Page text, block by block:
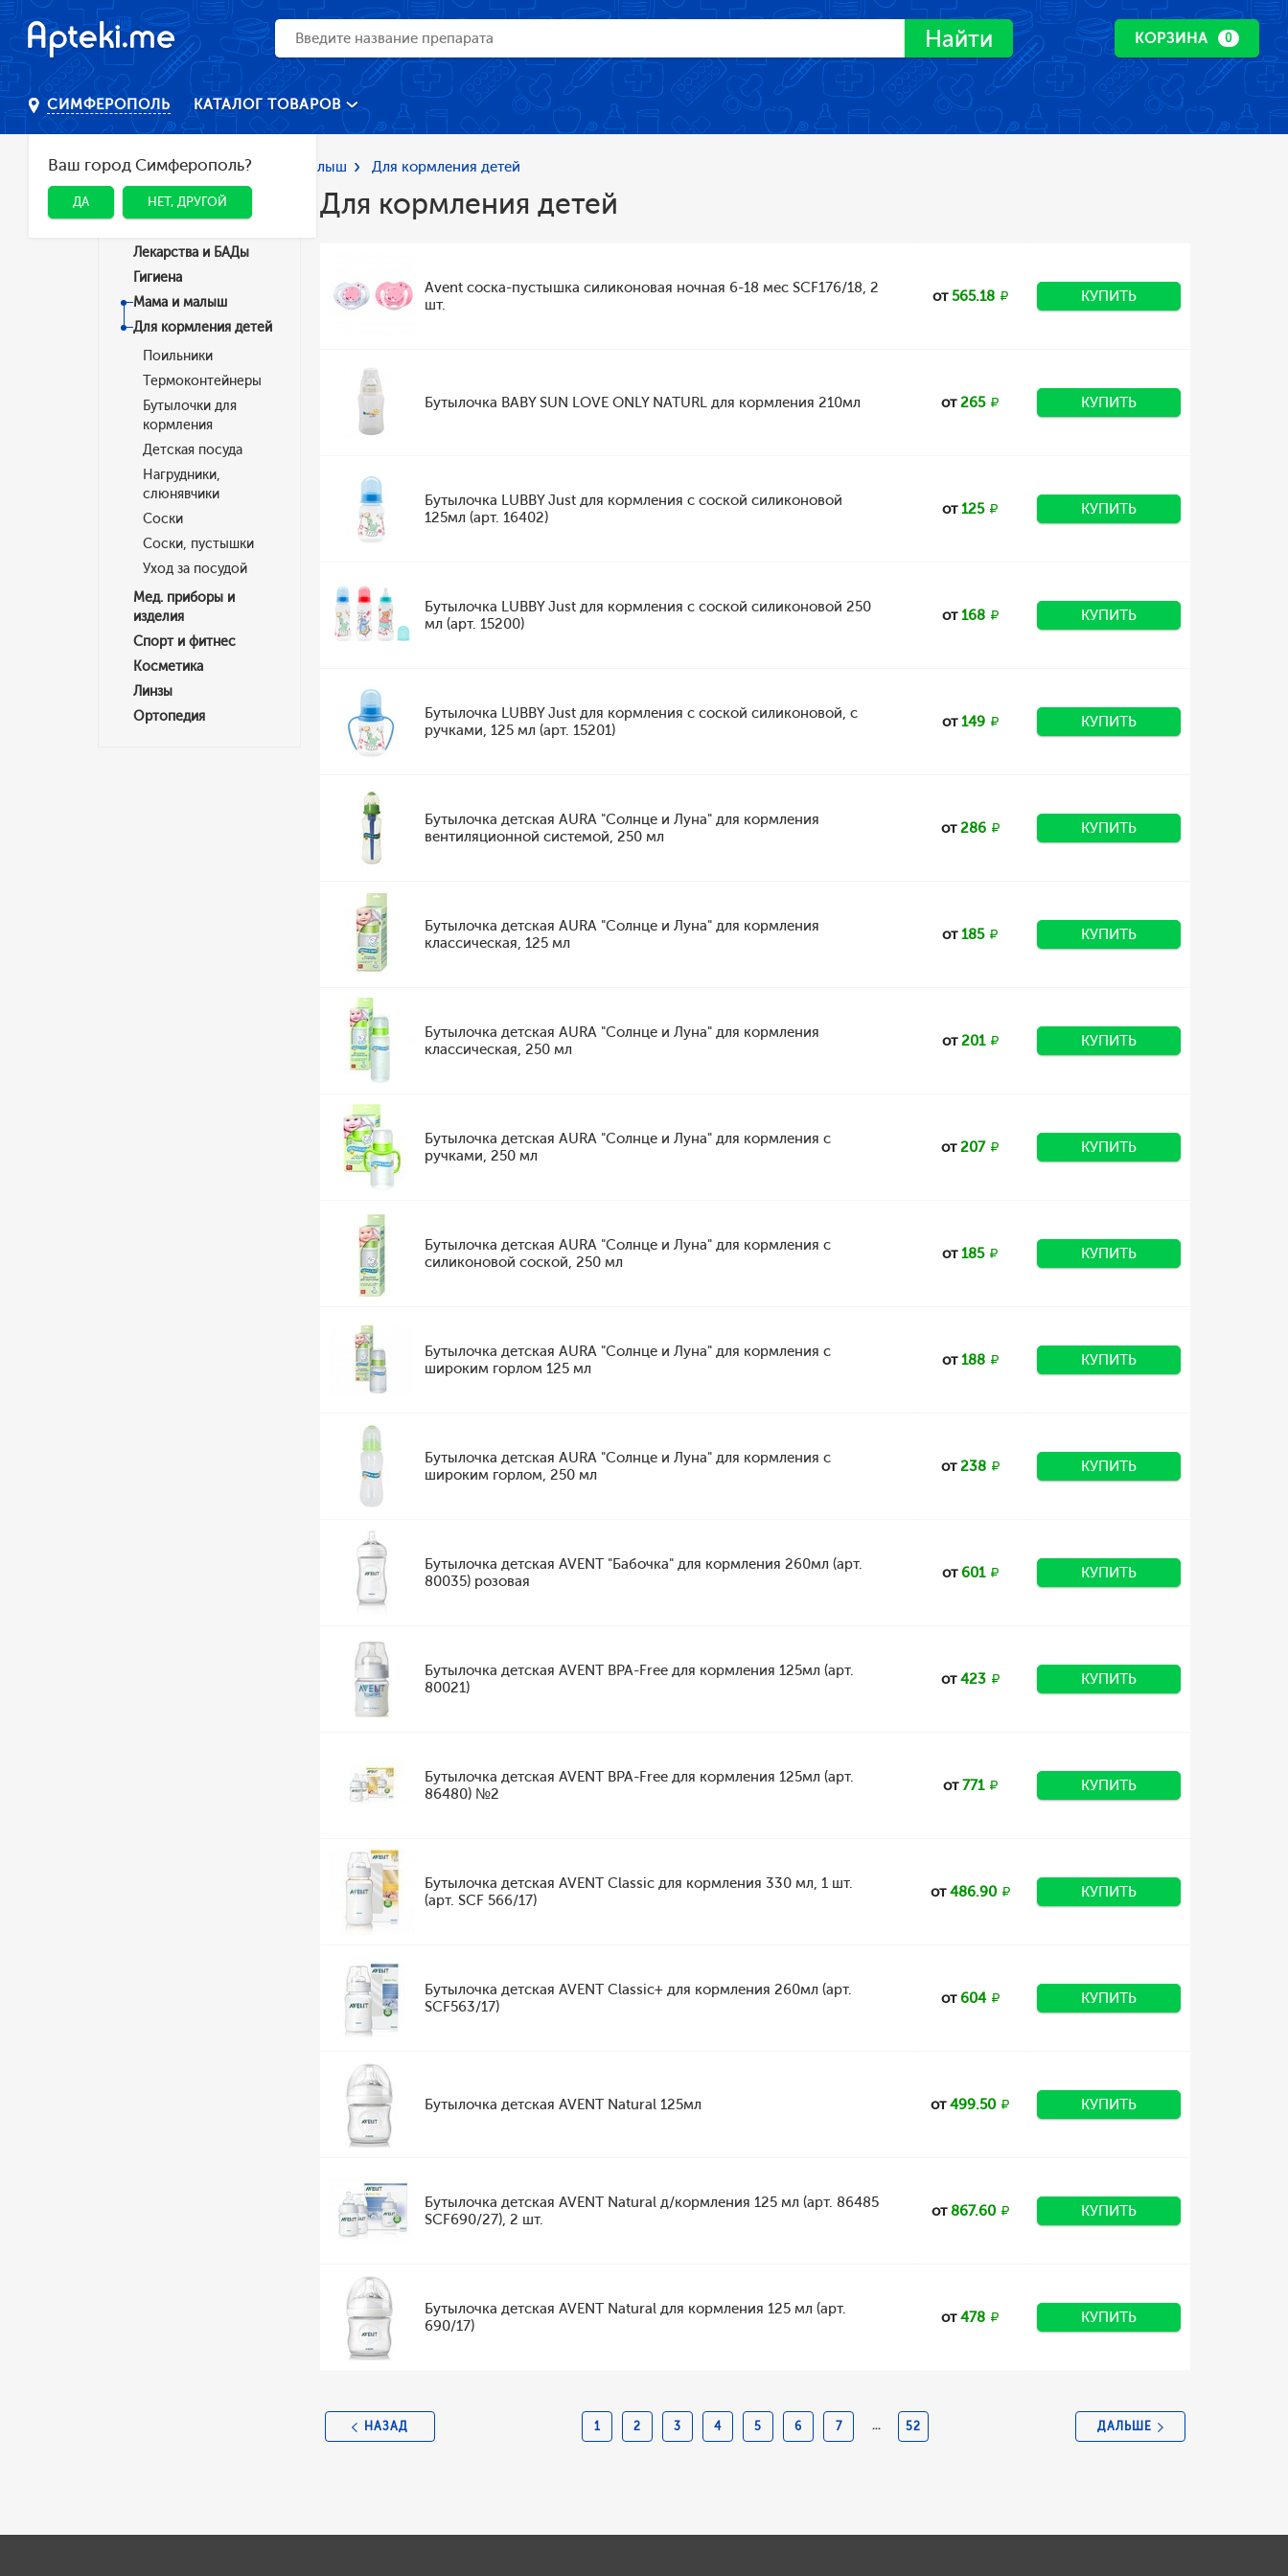
Найти КОРЗИНА 0
СИМФЕРОПОЛЬ
Ваш город Симферополь?
ДА НЕТ, ДРУГОЙ
КАТАЛОГ ТОВАРОВ
Главная Каталог Мама и малыш Для кормления детей
Категории
Лекарства и БАДы
Гигиена
Мама и малыш
Для кормления детей
Поильники
Термоконтейнеры
Бутылочки для
кормления
Детская посуда
Нагрудники,
слюнявчики
Соски
Соски, пустышки
Уход за посудой
Мед. приборы и
изделия
Спорт и фитнес
Косметика
Линзы
Ортопедия
Для кормления детей
Avent соска-пустышка силиконовая ночная 6-18 мес SCF176/18, 2
шт.
от565.18 КУПИТЬ
Бутылочка BABY SUN LOVE ONLY NATURL для кормления 210мл от265 КУПИТЬ
Бутылочка LUBBY Just для кормления с соской силиконовой
125мл (арт. 16402)
от125 КУПИТЬ
Бутылочка LUBBY Just для кормления с соской силиконовой 250
мл (арт. 15200)
от168 КУПИТЬ
Бутылочка LUBBY Just для кормления с соской силиконовой, с
ручками, 125 мл (арт. 15201)
от149 КУПИТЬ
Бутылочка детская AURA "Солнце и Луна" для кормления
вентиляционной системой, 250 мл
от286 КУПИТЬ
Бутылочка детская AURA "Солнце и Луна" для кормления
классическая, 125 мл
от185 КУПИТЬ
Бутылочка детская AURA "Солнце и Луна" для кормления
классическая, 250 мл
от201 КУПИТЬ
Бутылочка детская AURA "Солнце и Луна" для кормления с
ручками, 250 мл
от207 КУПИТЬ
Бутылочка детская AURA "Солнце и Луна" для кормления с
силиконовой соской, 250 мл
от185 КУПИТЬ
Бутылочка детская AURA "Солнце и Луна" для кормления с
широким горлом 125 мл
от188 КУПИТЬ
Бутылочка детская AURA "Солнце и Луна" для кормления с
широким горлом, 250 мл
от238 КУПИТЬ
Бутылочка детская AVENT "Бабочка" для кормления 260мл (арт.
80035) розовая
от601 КУПИТЬ
Бутылочка детская AVENT BPA-Free для кормления 125мл (арт.
80021)
от423 КУПИТЬ
Бутылочка детская AVENT BPA-Free для кормления 125мл (арт.
86480) №2
от771 КУПИТЬ
Бутылочка детская AVENT Classic для кормления 330 мл, 1 шт.
(арт. SCF 566/17)
от486.90 КУПИТЬ
Бутылочка детская AVENT Classic+ для кормления 260мл (арт.
SCF563/17)
от604 КУПИТЬ
Бутылочка детская AVENT Natural 125мл от499.50 КУПИТЬ
Бутылочка детская AVENT Natural д/кормления 125 мл (арт. 86485
SCF690/27), 2 шт.
от867.60 КУПИТЬ
Бутылочка детская AVENT Natural для кормления 125 мл (арт.
690/17)
от478 КУПИТЬ
НАЗАД 1 2 3 4 5 6 7 ... 52 ДАЛЬШЕ